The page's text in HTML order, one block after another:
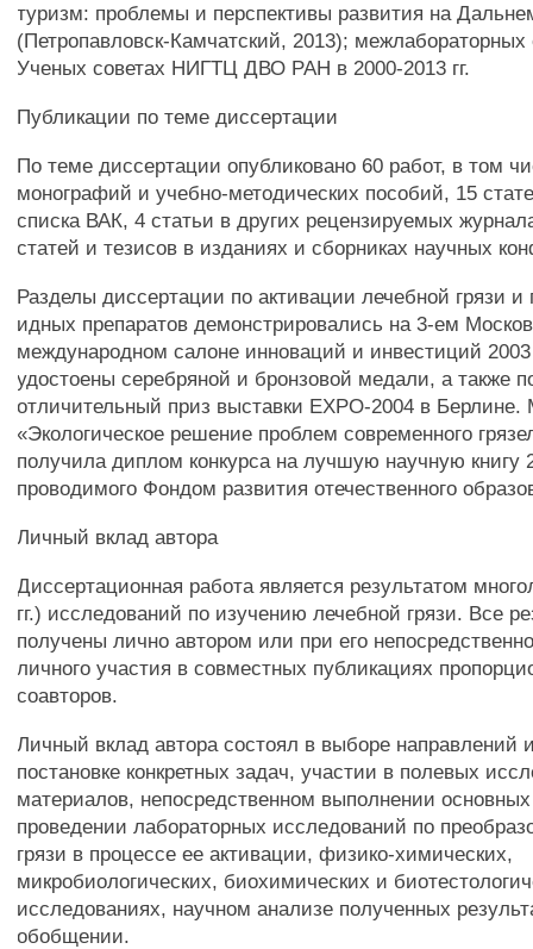
туризм: проблемы и перспективы развития на
(Петропавловск-Камчатский, 2013);
Ученых советах НИГТЦ ДВО РАН в 2000-2013 гг.
Публикации по теме диссертации
По теме диссертации опубликовано 60 работ, в том
монографий и учебно-методических пособий, 15
списка ВАК, 4 статьи в других рецензируемых
статей и тезисов в изданиях и сборниках научных
Разделы диссертации по активации лечебной грязи
идных препаратов демонстрировались на 3-ем
международном салоне инноваций и инвестиций
удостоены серебряной и бронзовой медали, а также
отличительный приз выставки ЕХРО-2004 в Берлине.
«Экологическое решение проблем современного
получила диплом конкурса на лучшую научную книгу
проводимого Фондом развития отечественного
Личный вклад автора
Диссертационная работа является результатом
гг.) исследований по изучению лечебной грязи. Все
получены лично автором или при его
личного участия в совместных публикациях
соавторов.
Личный вклад автора состоял в выборе направлений
постановке конкретных задач, участии в полевых
материалов, непосредственном выполнении
проведении лабораторных исследований по
грязи в процессе ее активации, физико-химических,
микробиологических, биохимических и
исследованиях, научном анализе полученных
обобщении.